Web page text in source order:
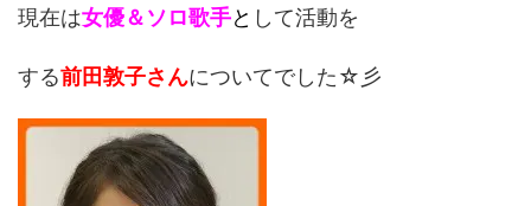
現在は女優＆ソロ歌手と して活動を
する前田敦子さんについてでした☆彡